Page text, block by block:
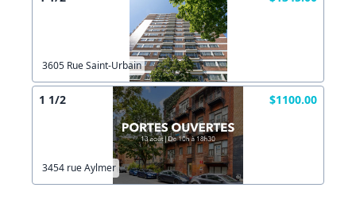
3605 Rue Saint-Urbain
1 1/2 $1100.00
3454 rue Aylmer